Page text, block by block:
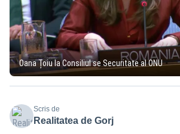
Oana Țoiu la Consiliul se Securitate al ONU
Scris de
Realitatea de Gorj